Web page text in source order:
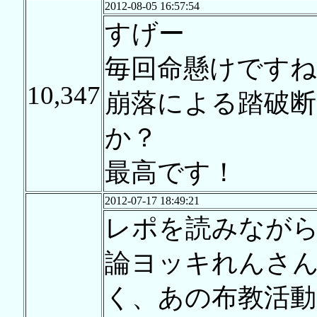
10,347
2012-08-05 16:57:54
すげー
毎回命懸けですね
崩落による踏破
か？
最高です！
2012-07-17 18:49:21
レポを読みなが
論ヨッキれんさ
く、あの布教活